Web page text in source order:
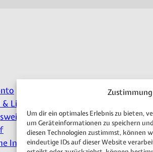
Um dir ein optimales Erlebnis zu bieten,
um Geräteinformationen zu speichern
diesen Technologien zustimmst, können
eindeutige IDs auf dieser Website
Lieferung
Informationen
Impressum
Cookie-
Allgemeine
Sitemap